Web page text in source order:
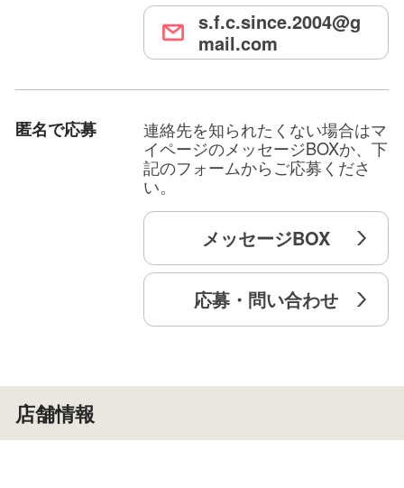
s.f.c.since.2004@g
mail.com
匿名で応募
連絡先を知られたくない場合はマ
イページのメッセージBOXか、下
記のフォームからご応募くださ
い。
メッセージBOX
応募・問い合わせ
店舗情報